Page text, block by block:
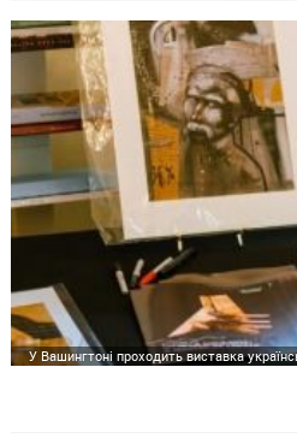
У Вашингтоні проходить виставка